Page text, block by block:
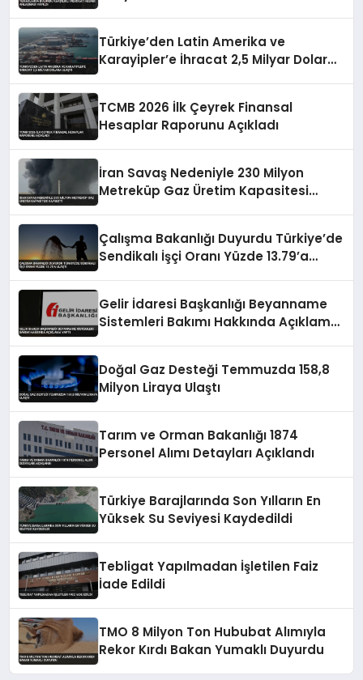
Türkiye’den Latin Amerika ve
Karayipler’e İhracat 2,5 Milyar Dolara
TCMB 2026 İlk Çeyrek Finansal
Hesaplar Raporunu Açıkladı
İran Savaş Nedeniyle 230 Milyon
Metreküp Gaz Üretim Kapasitesi
Çalışma Bakanlığı Duyurdu Türkiye’de
Sendikalı İşçi Oranı Yüzde 13.79’a
Gelir İdaresi Başkanlığı Beyanname
Sistemleri Bakımı Hakkında Açıklama
Doğal Gaz Desteği Temmuzda 158,8
Milyon Liraya Ulaştı
Tarım ve Orman Bakanlığı 1874
Personel Alımı Detayları Açıklandı
Türkiye Barajlarında Son Yılların En
Yüksek Su Seviyesi Kaydedildi
Tebligat Yapılmadan İşletilen Faiz
İade Edildi
TMO 8 Milyon Ton Hububat Alımıyla
Rekor Kırdı Bakan Yumaklı Duyurdu